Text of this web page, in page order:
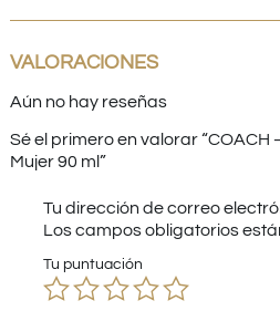
VALORACIONES
Aún no hay reseñas
Sé el primero en valorar “COACH
Mujer 90 ml”
Tu dirección de correo
Los campos obligatorios
Tu puntuación